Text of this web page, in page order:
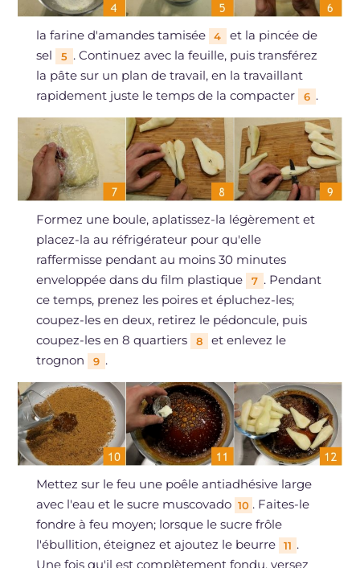
la farine d'amandes tamisée 4
et la pincée de
sel
5 . Continuez avec la feuille, puis transférez
la pâte sur un plan de travail, en la travaillant
rapidement juste le temps de la compacter
6 .
Formez une boule, aplatissez-la légèrement et
placez-la au réfrigérateur pour qu'elle
raffermisse pendant au moins 30 minutes
enveloppée dans du film plastique
7 . Pendant
ce temps, prenez les poires et épluchez-les;
coupez-les en deux, retirez le pédoncule, puis
coupez-les en 8 quartiers
8
et enlevez le
trognon
9 .
Mettez sur le feu une poêle antiadhésive large
avec l'eau et le sucre muscovado 10 . Faites-le
fondre à feu moyen; lorsque le sucre frôle
l'ébullition, éteignez et ajoutez le beurre
11 .
Une fois qu'il est complètement fondu, versez